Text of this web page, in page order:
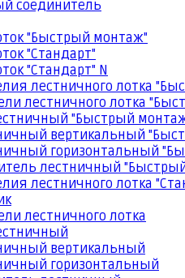
соединитель
"Быстрый монтаж"
"Стандарт"
"Стандарт" N
лестничного лотка
лестничного лотка
"Быстрый
вертикальный
горизонтальный
лестничный
лестничного лотка
лестничного лотка
вертикальный
горизонтальный